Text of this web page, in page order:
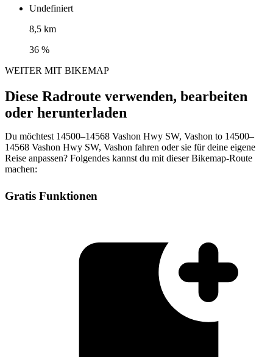
Undefiniert
8,5 km
36 %
WEITER MIT BIKEMAP
Diese Radroute verwenden, bearbeiten
oder herunterladen
Du möchtest 14500–14568 Vashon Hwy SW, Vashon to 14500–
14568 Vashon Hwy SW, Vashon fahren oder sie für deine eigene
Reise anpassen? Folgendes kannst du mit dieser Bikemap-Route
machen:
Gratis Funktionen